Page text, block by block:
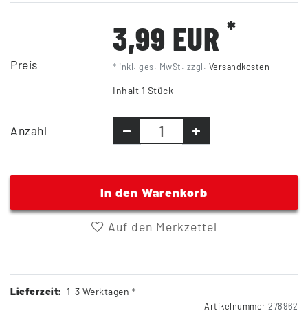
Preis
3,99 EUR *
* inkl. ges. MwSt. zzgl. Versandkosten
Inhalt 1 Stück
Anzahl
In den Warenkorb
Auf den Merkzettel
Lieferzeit: 1-3 Werktagen *
Artikelnummer 278962